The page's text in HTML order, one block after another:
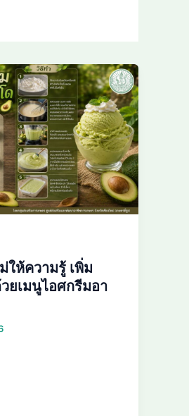
ให้ความรู้ เพิ่ม
ยเมนูไอศกรีมอา